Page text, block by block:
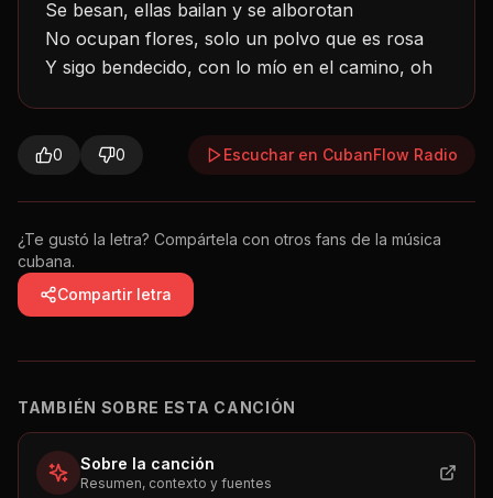
Se besan, ellas bailan y se alborotan
No ocupan flores, solo un polvo que es rosa
Y sigo bendecido, con lo mío en el camino, oh
0 0 Escuchar en CubanFlow Radio
¿Te gustó la letra? Compártela con otros fans de la música
cubana.
Compartir letra
TAMBIÉN SOBRE ESTA CANCIÓN
Sobre la canción
Resumen, contexto y fuentes